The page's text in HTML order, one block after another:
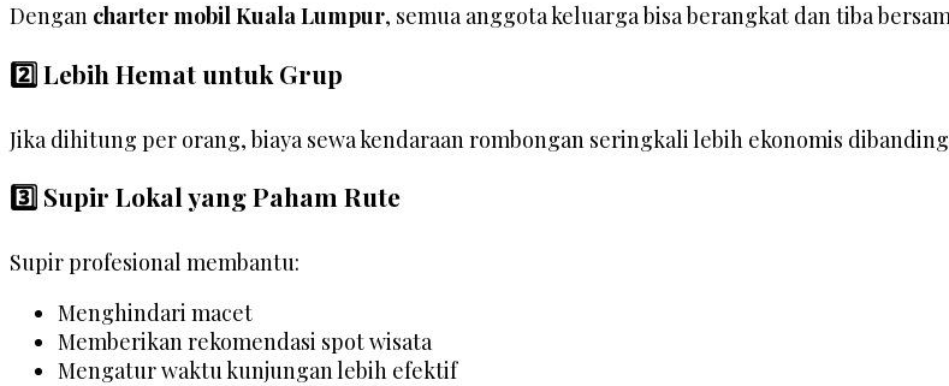
Dengan charter mobil Kuala Lumpur, semua anggota keluarga bisa berangkat dan tiba
2️⃣ Lebih Hemat untuk Grup
Jika dihitung per orang, biaya sewa kendaraan rombongan seringkali lebih ekonomis
3️⃣ Supir Lokal yang Paham Rute
Supir profesional membantu:
Menghindari macet
Memberikan rekomendasi spot wisata
Mengatur waktu kunjungan lebih efektif